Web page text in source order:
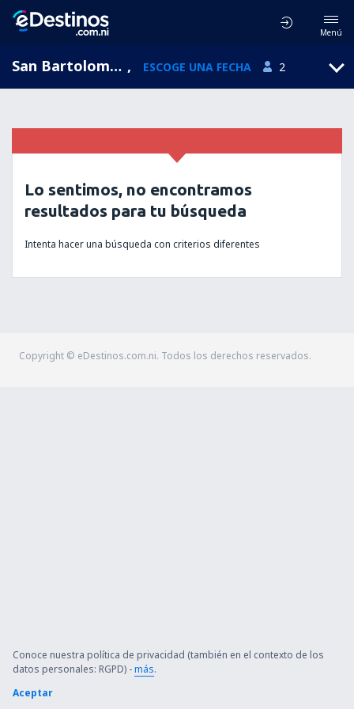
Menú
San Bartolome de Meruelo, Cantabria, España , ESCOGE UNA FECHA 2
Lo sentimos, no encontramos
resultados para tu búsqueda
Intenta hacer una búsqueda con criterios diferentes
Copyright © eDestinos.com.ni. Todos los derechos reservados.
Conoce nuestra política de privacidad (también en el contexto de los
datos personales: RGPD) -más.
Aceptar